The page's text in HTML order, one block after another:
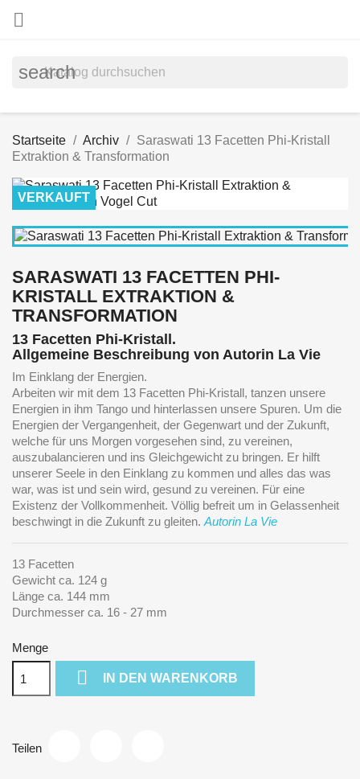

search
Startseite Archiv
Saraswati 13 Facetten Phi-Kristall
Extraktion & Transformation
VERKAUFT
SARASWATI 13 FACETTEN PHI-
KRISTALL EXTRAKTION &
TRANSFORMATION
13 Facetten Phi-Kristall.
Allgemeine Beschreibung von Autorin La Vie
Im Einklang der Energien.
Arbeiten wir mit dem 13 Facetten Phi-Kristall, tanzen unsere
Energien in ihm Tango und hinterlassen unsere Spuren. Um die
Energien der Vergangenheit, der Gegenwart und der Zukunft,
welche für uns Morgen vorgesehen sind, zu vereinen,
auszubalancieren und ins Gleichgewicht zu bringen. Er hilft
unserer Seele in den Einklang zu kommen und alles das was
war, was ist und sein wird, gesund zu vereinen. Für eine
Existenz der Vollkommenheit. Völlig befreit um in Gelassenheit
beschwingt in die Zukunft zu gleiten. Autorin La Vie
13 Facetten
Gewicht ca. 124 g
Länge ca. 144 mm
Durchmesser ca. 16 - 27 mm
Menge
 IN DEN WARENKORB
Teilen